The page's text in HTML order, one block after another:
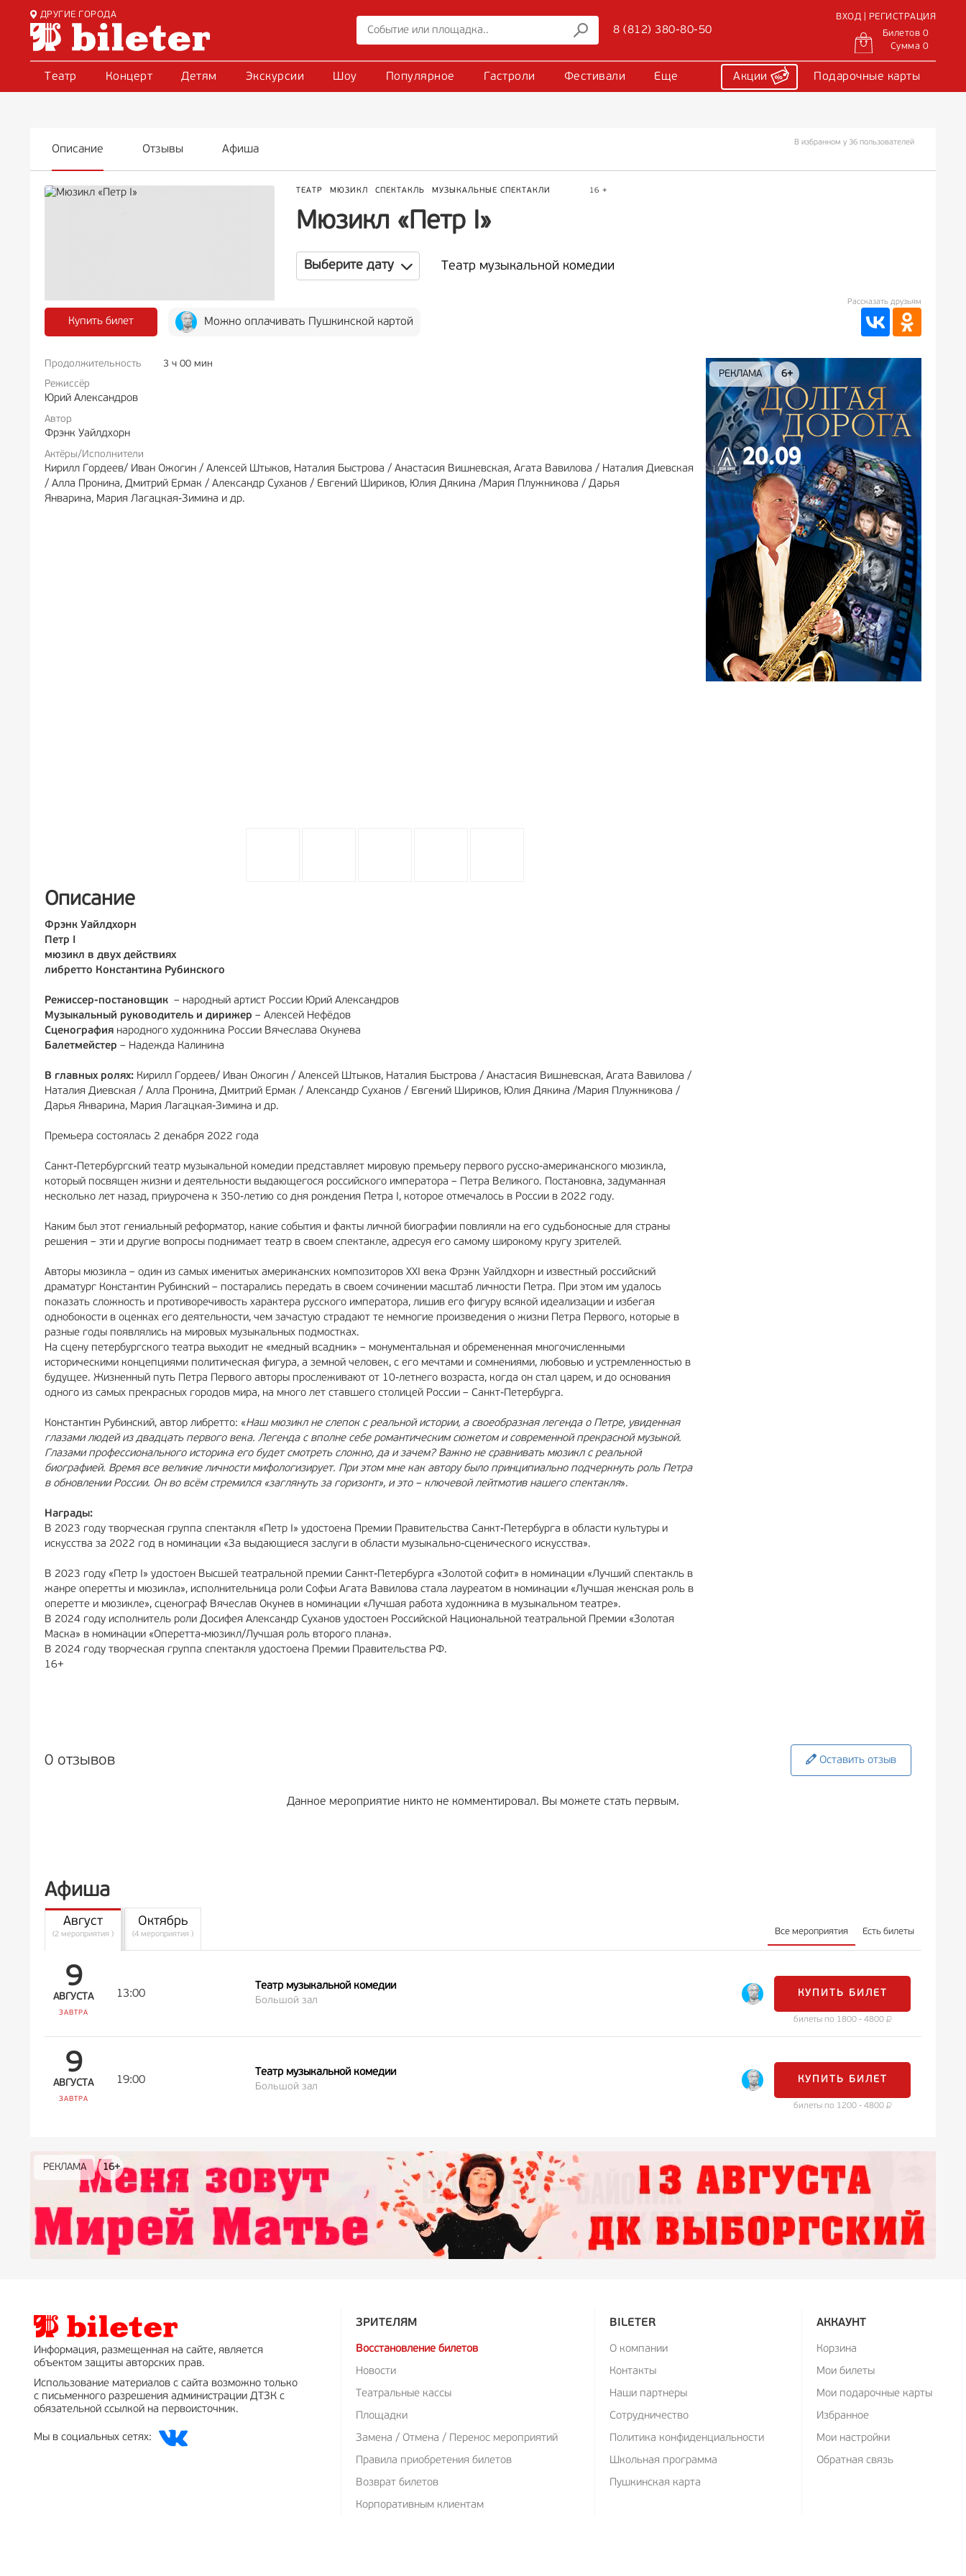
ДРУГИЕ ГОРОДА
8 (812) 380-80-50
ВХОД | РЕГИСТРАЦИЯ
Билетов 0
Сумма 0
Театр Концерт Детям Экскурсии Шоу Популярное Гастроли Фестивали Еще Акции Подарочные карты
Описание Отзывы Афиша
В избранном у 36 пользователей
ТЕАТР МЮЗИКЛ СПЕКТАКЛЬ МУЗЫКАЛЬНЫЕ СПЕКТАКЛИ 16 +
Мюзикл «Петр I»
Выберите дату Театр музыкальной комедии
Купить билет Можно оплачивать Пушкинской картой
Рассказать друзьям
Продолжительность
3 ч 00 мин
Режиссёр
Юрий Александров
Автор
Фрэнк Уайлдхорн
Актёры/Исполнители
Кирилл Гордеев/ Иван Ожогин / Алексей Штыков, Наталия Быстрова / Анастасия Вишневская, Агата Вавилова / Наталия Диевская
/ Алла Пронина, Дмитрий Ермак / Александр Суханов / Евгений Шириков, Юлия Дякина /Мария Плужникова / Дарья
Январина, Мария Лагацкая-Зимина и др.
Описание
Фрэнк Уайлдхорн
Петр I
мюзикл в двух действиях
либретто Константина Рубинского
Режиссер-постановщик – народный артист России Юрий Александров
Музыкальный руководитель и дирижер – Алексей Нефёдов
Сценография народного художника России Вячеслава Окунева
Балетмейстер – Надежда Калинина
В главных ролях: Кирилл Гордеев/ Иван Ожогин / Алексей Штыков, Наталия Быстрова / Анастасия Вишневская, Агата Вавилова /
Наталия Диевская / Алла Пронина, Дмитрий Ермак / Александр Суханов / Евгений Шириков, Юлия Дякина /Мария Плужникова /
Дарья Январина, Мария Лагацкая-Зимина и др.
Премьера состоялась 2 декабря 2022 года
Санкт-Петербургский театр музыкальной комедии представляет мировую премьеру первого русско-американского мюзикла,
который посвящен жизни и деятельности выдающегося российского императора – Петра Великого. Постановка, задуманная
несколько лет назад, приурочена к 350-летию со дня рождения Петра I, которое отмечалось в России в 2022 году.
Каким был этот гениальный реформатор, какие события и факты личной биографии повлияли на его судьбоносные для страны
решения – эти и другие вопросы поднимает театр в своем спектакле, адресуя его самому широкому кругу зрителей.
Авторы мюзикла – один из самых именитых американских композиторов XXI века Фрэнк Уайлдхорн и известный российский
драматург Константин Рубинский – постарались передать в своем сочинении масштаб личности Петра. При этом им удалось
показать сложность и противоречивость характера русского императора, лишив его фигуру всякой идеализации и избегая
однобокости в оценках его деятельности, чем зачастую страдают те немногие произведения о жизни Петра Первого, которые в
разные годы появлялись на мировых музыкальных подмостках.
На сцену петербургского театра выходит не «медный всадник» – монументальная и обремененная многочисленными
историческими концепциями политическая фигура, а земной человек, с его мечтами и сомнениями, любовью и устремленностью в
будущее. Жизненный путь Петра Первого авторы прослеживают от 10-летнего возраста, когда он стал царем, и до основания
одного из самых прекрасных городов мира, на много лет ставшего столицей России – Санкт-Петербурга.
Константин Рубинский, автор либретто: «Наш мюзикл не слепок с реальной истории, а своеобразная легенда о Петре, увиденная
глазами людей из двадцать первого века. Легенда с вполне себе романтическим сюжетом и современной прекрасной музыкой.
Глазами профессионального историка его будет смотреть сложно, да и зачем? Важно не сравнивать мюзикл с реальной
биографией. Время все великие личности мифологизирует. При этом мне как автору было принципиально подчеркнуть роль Петра
в обновлении России. Он во всём стремился «заглянуть за горизонт», и это – ключевой лейтмотив нашего спектакля».
Награды:
В 2023 году творческая группа спектакля «Петр I» удостоена Премии Правительства Санкт-Петербурга в области культуры и
искусства за 2022 год в номинации «За выдающиеся заслуги в области музыкально-сценического искусства».
В 2023 году «Петр I» удостоен Высшей театральной премии Санкт-Петербурга «Золотой софит» в номинации «Лучший спектакль в
жанре оперетты и мюзикла», исполнительница роли Софьи Агата Вавилова стала лауреатом в номинации «Лучшая женская роль в
оперетте и мюзикле», сценограф Вячеслав Окунев в номинации «Лучшая работа художника в музыкальном театре».
В 2024 году исполнитель роли Досифея Александр Суханов удостоен Российской Национальной театральной Премии «Золотая
Маска» в номинации «Оперетта-мюзикл/Лучшая роль второго плана».
В 2024 году творческая группа спектакля удостоена Премии Правительства РФ.
16+
РЕКЛАМА 12+
0 отзывов Оставить отзыв
Данное мероприятие никто не комментировал. Вы можете стать первым.
Афиша
Все мероприятия Есть билеты
Август
(2 мероприятия )
Октябрь
(4 мероприятия )
9
АВГУСТА
ЗАВТРА
13:00
Театр музыкальной комедии
Большой зал
КУПИТЬ БИЛЕТ
билеты по 1800 - 4800
9
АВГУСТА
ЗАВТРА
19:00
Театр музыкальной комедии
Большой зал
КУПИТЬ БИЛЕТ
билеты по 1200 - 4800
РЕКЛАМА 16+
РЕКЛАМА 16+
РЕКЛАМА 12+
РЕКЛАМА
РЕКЛАМА 0+
РЕКЛАМА 18+
Информация, размещенная на сайте, является
объектом защиты авторских прав.
Использование материалов с сайта возможно только
с письменного разрешения администрации ДТЗК с
обязательной ссылкой на первоисточник.
Мы в социальных сетях:
ЗРИТЕЛЯМ
Восстановление билетов
Новости
Театральные кассы
Площадки
Замена / Отмена / Перенос мероприятий
Правила приобретения билетов
Возврат билетов
Корпоративным клиентам
BILETER
О компании
Контакты
Наши партнеры
Сотрудничество
Политика конфиденциальности
Школьная программа
Пушкинская карта
АККАУНТ
Корзина
Мои билеты
Мои подарочные карты
Избранное
Мои настройки
Обратная связь